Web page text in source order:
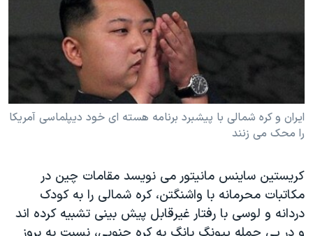
اسرائیل در جنگ
گالری عکس
انتخابات ریاست جمهوری آمریکا ۲۰۲۴
حمله جمهوری اسلامی به اسرائیل
ورزش زنان در ایران
اعتراضات زن، زندگی، آزادی
تریبونال مردمی آبان ۹۸
دادگاه حمید نوری
زبانهای مختلف
ايران و کره شمالی با پيشبرد برنامه هسته ای خود ديپلماسی آمريکا
را محک می زنند
کريستين ساينس مانيتور می نويسد مقامات چين در
مکاتبات محرمانه با واشنگتن، کره شمالی را به کودک
دردانه و لوسی با رفتار غيرقابل پيش بينی تشبيه کرده اند